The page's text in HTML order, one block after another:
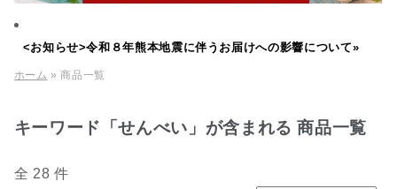
<お知らせ>令和８年熊本地震に伴うお届けへの影響について»
ホーム » 商品一覧
キーワード「せんべい」が含まれる 商品一覧
全 28 件